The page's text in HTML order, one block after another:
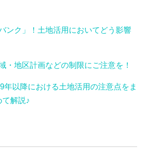
ンク」！土地活用においてどう影響
・地区計画などの制限にご注意を！
年以降における土地活用の注意点をま
て解説♪